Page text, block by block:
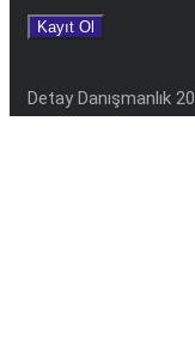
Detay Danışmanlık